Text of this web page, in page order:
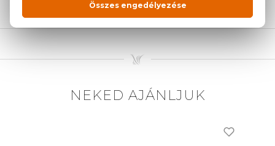
NEKED AJÁNLJUK